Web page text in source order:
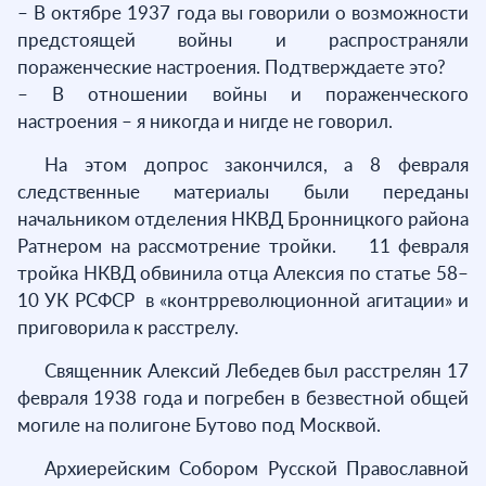
– В октябре 1937 года вы говорили о возможности
предстоящей войны и распространяли
пораженческие настроения. Подтверждаете это?
– В отношении войны и пораженческого
настроения – я никогда и нигде не говорил.
На этом допрос закончился, а 8 февраля
следственные материалы были переданы
начальником отделения НКВД Бронницкого района
Ратнером на рассмотрение тройки. 11 февраля
тройка НКВД обвинила отца Алексия по статье 58–
10 УК РСФСР в «контрреволюционной агитации» и
приговорила к расстрелу.
Священник Алексий Лебедев был расстрелян 17
февраля 1938 года и погребен в безвестной общей
могиле на полигоне Бутово под Москвой.
Архиерейским Собором Русской Православной